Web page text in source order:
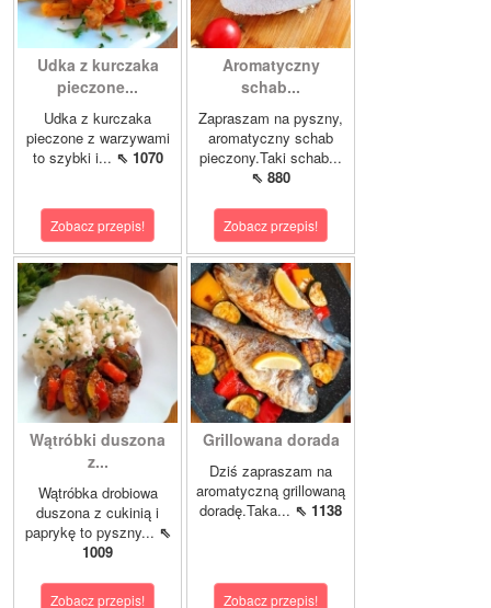
Udka z kurczaka
pieczone...
Udka z kurczaka
pieczone z warzywami
to szybki i... ⇖ 1070
Zobacz przepis!
Aromatyczny
schab...
Zapraszam na pyszny,
aromatyczny schab
pieczony.Taki schab...
⇖ 880
Zobacz przepis!
Wątróbki duszona
z...
Wątróbka drobiowa
duszona z cukinią i
paprykę to pyszny... ⇖
1009
Zobacz przepis!
Grillowana dorada
Dziś zapraszam na
aromatyczną grillowaną
doradę.Taka... ⇖ 1138
Zobacz przepis!